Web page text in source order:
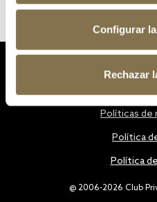
Configurar
Rechazar
@ 2006-2026 Club
Políticas de
Política
Política